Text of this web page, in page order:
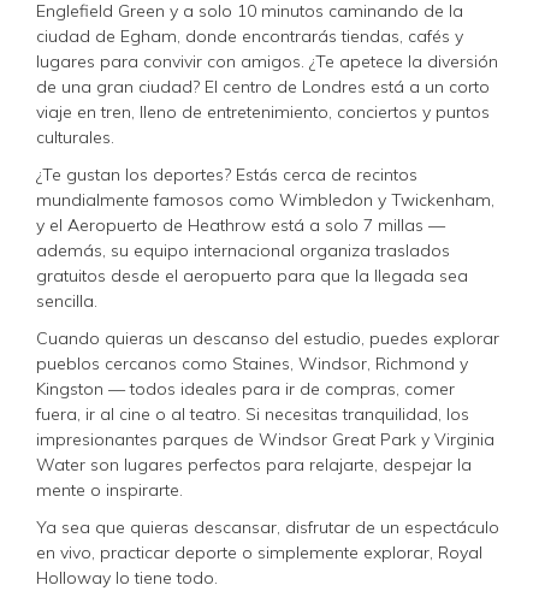
Englefield Green y a solo 10 minutos caminando de la
ciudad de Egham, donde encontrarás tiendas, cafés y
lugares para convivir con amigos. ¿Te apetece la diversión
de una gran ciudad? El centro de Londres está a un corto
viaje en tren, lleno de entretenimiento, conciertos y puntos
culturales.
¿Te gustan los deportes? Estás cerca de recintos
mundialmente famosos como Wimbledon y Twickenham,
y el Aeropuerto de Heathrow está a solo 7 millas —
además, su equipo internacional organiza traslados
gratuitos desde el aeropuerto para que la llegada sea
sencilla.
Cuando quieras un descanso del estudio, puedes explorar
pueblos cercanos como Staines, Windsor, Richmond y
Kingston — todos ideales para ir de compras, comer
fuera, ir al cine o al teatro. Si necesitas tranquilidad, los
impresionantes parques de Windsor Great Park y Virginia
Water son lugares perfectos para relajarte, despejar la
mente o inspirarte.
Ya sea que quieras descansar, disfrutar de un espectáculo
en vivo, practicar deporte o simplemente explorar, Royal
Holloway lo tiene todo.